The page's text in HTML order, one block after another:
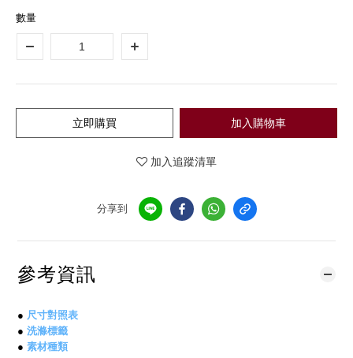
數量
加入購物車
立即購買
加入追蹤清單
分享到
參考資訊
● 尺寸對照表
● 洗滌標籤
● 素材種類